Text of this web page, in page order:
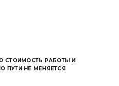
СТОИМОСТЬ РАБОТЫ И
ПУТИ НЕ МЕНЯЕТСЯ